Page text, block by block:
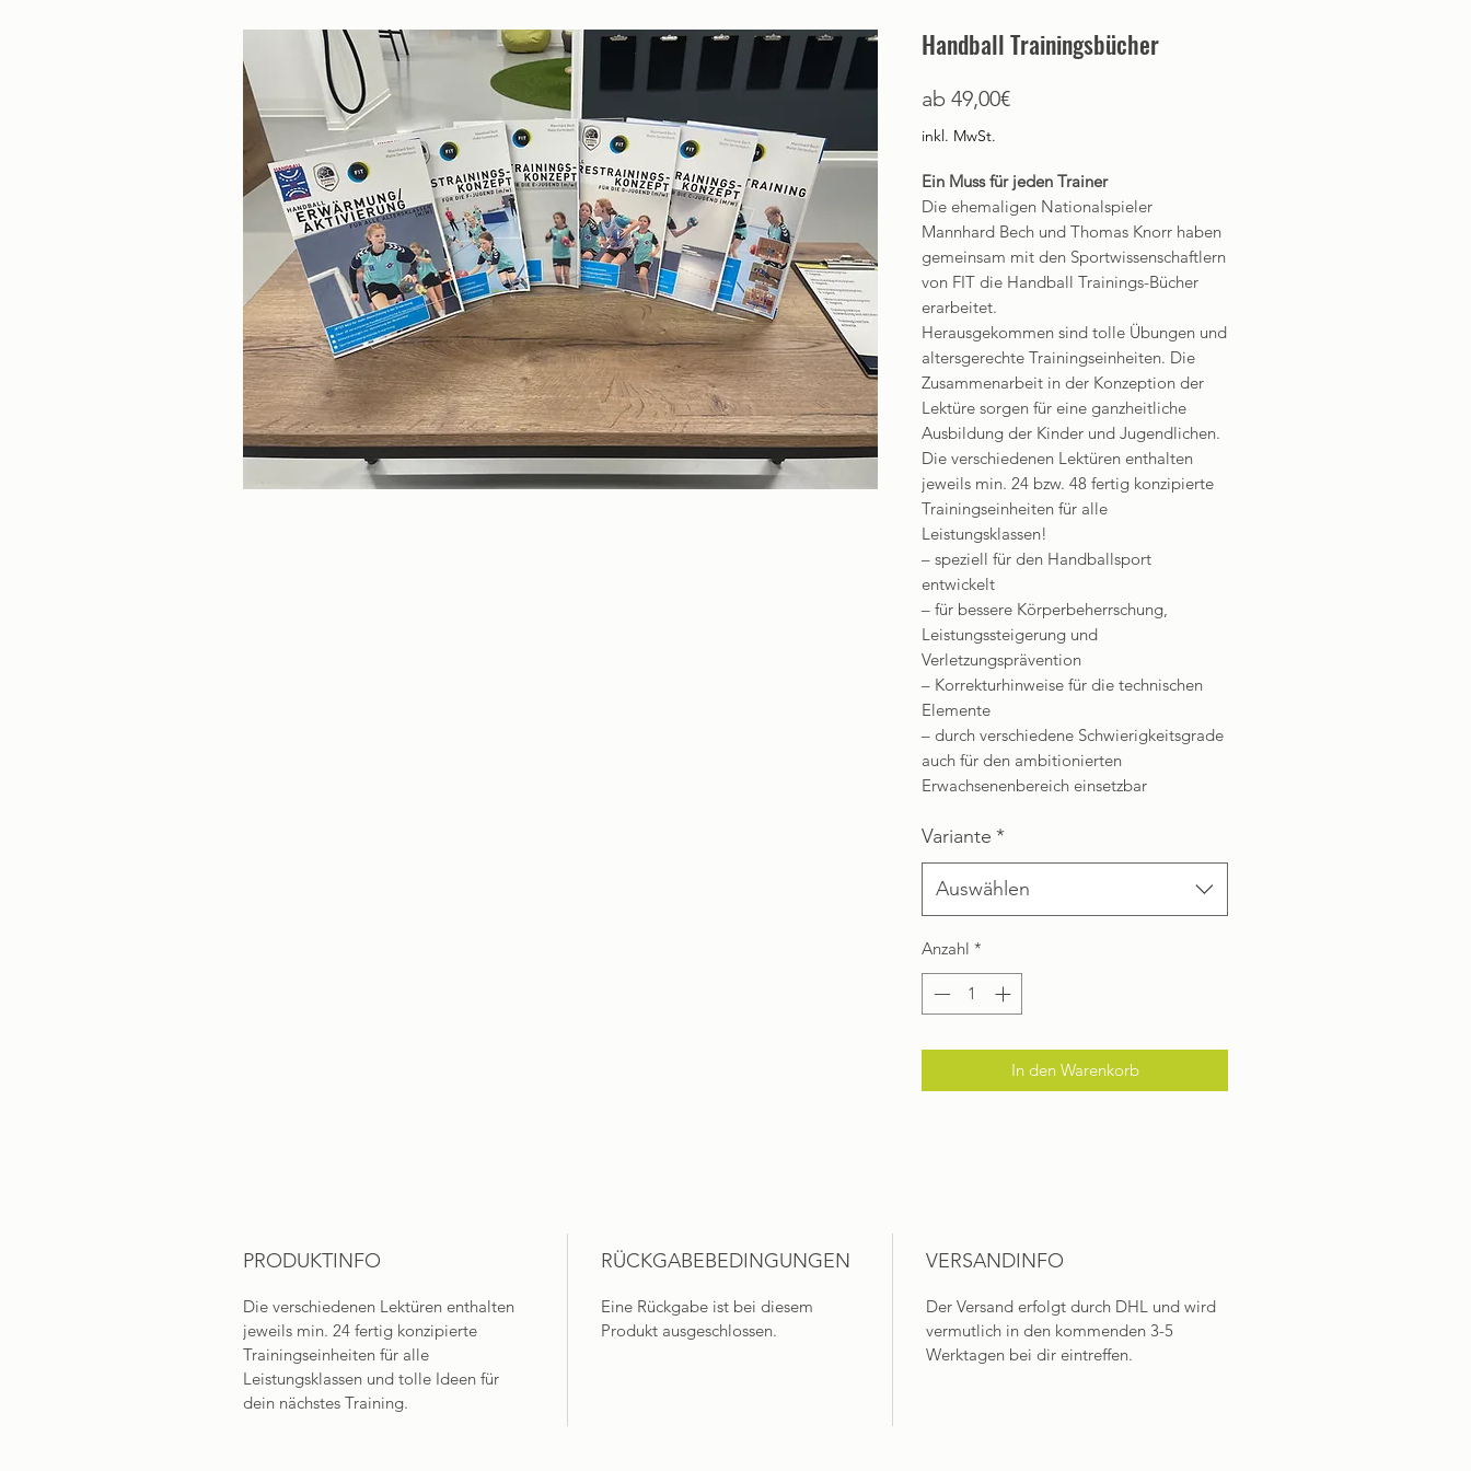
Handball Trainingsbücher
ab 49,00€Sale-
inkl. MwSt.
Ein Muss für jeden Trainer
Die ehemaligen Nationalspieler
Mannhard Bech und Thomas Knorr haben
gemeinsam mit den Sportwissenschaftlern
von FIT die Handball Trainings-Bücher
erarbeitet.
Herausgekommen sind tolle Übungen und
altersgerechte Trainingseinheiten. Die
Zusammenarbeit in der Konzeption der
Lektüre sorgen für eine ganzheitliche
Ausbildung der Kinder und Jugendlichen.
Die verschiedenen Lektüren enthalten
jeweils min. 24 bzw. 48 fertig konzipierte
Trainingseinheiten für alle
Leistungsklassen!
– speziell für den Handballsport
entwickelt
– für bessere Körperbeherrschung,
Leistungssteigerung und
Verletzungsprävention
– Korrekturhinweise für die technischen
Elemente
– durch verschiedene Schwierigkeitsgrade
auch für den ambitionierten
Erwachsenenbereich einsetzbar
Variante *
Auswählen
Anzahl *
In den Warenkorb
PRODUKTINFO
Die verschiedenen Lektüren enthalten
jeweils min. 24 fertig konzipierte
Trainingseinheiten für alle
Leistungsklassen und tolle Ideen für
dein nächstes Training.
RÜCKGABEBEDINGUNGEN
Eine Rückgabe ist bei diesem
Produkt ausgeschlossen.
VERSANDINFO
Der Versand erfolgt durch DHL und wird
vermutlich in den kommenden 3-5
Werktagen bei dir eintreffen.